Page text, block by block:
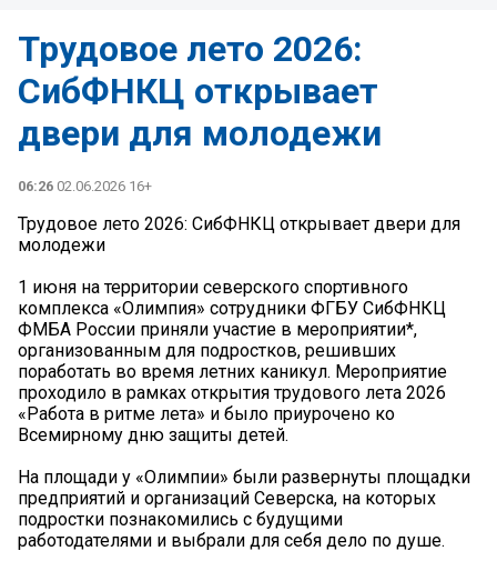
Трудовое лето 2026:
СибФНКЦ открывает
двери для молодежи
06:26 02.06.2026 16+
Трудовое лето 2026: СибФНКЦ открывает двери для
молодежи
1 июня на территории северского спортивного
комплекса «Олимпия» сотрудники ФГБУ СибФНКЦ
ФМБА России приняли участие в мероприятии*,
организованным для подростков, решивших
поработать во время летних каникул. Мероприятие
проходило в рамках открытия трудового лета 2026
«Работа в ритме лета» и было приурочено ко
Всемирному дню защиты детей.
На площади у «Олимпии» были развернуты площадки
предприятий и организаций Северска, на которых
подростки познакомились с будущими
работодателями и выбрали для себя дело по душе.